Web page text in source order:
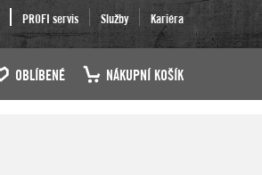
PROFI servis Služby Kariéra
OBLÍBENÉ NÁKUPNÍ KOŠÍK